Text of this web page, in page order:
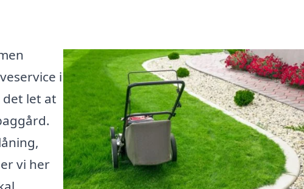
i
let at
vi her